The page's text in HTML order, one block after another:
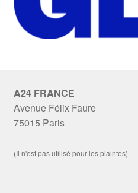
A24 FRANCE
Avenue Félix Faure
75015 Paris
(Il n'est pas utilisé pour les plaintes)